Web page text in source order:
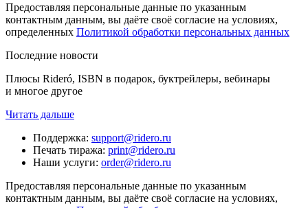
Предоставляя персональные данные по указанным
контактным данным, вы даёте своё согласие на условиях,
определенных Политикой обработки персональных данных
Последние новости
Плюсы Rideró, ISBN в подарок, буктрейлеры, вебинары
и многое другое
Читать дальше
Поддержка: support@ridero.ru
Печать тиража: print@ridero.ru
Наши услуги: order@ridero.ru
Предоставляя персональные данные по указанным
контактным данным, вы даёте своё согласие на условиях,